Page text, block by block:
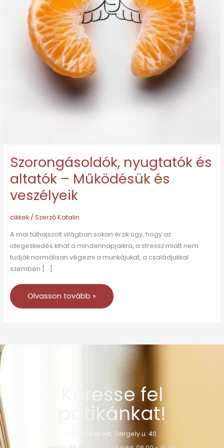
Szorongásoldók, nyugtatók és
altatók – Működésük és
veszélyeik
cikkek/ SzerzőKatalin
A mai túlhajszolt világban sokan érzik úgy, hogy az
idegeskedés kihat a mindennapjaikra, a stressz miatt nem
tudják normálisan végezni a munkájukat, a családjukkal
szemben […]
Működésük
és
veszélyeik
Olvasson tovább »
Keresse fel
patikánkat!
1103 Budapest, Gergely u. 40.